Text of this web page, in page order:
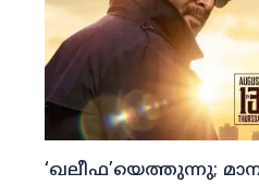
‘ഖലീഫ’യെത്തുന്നു;